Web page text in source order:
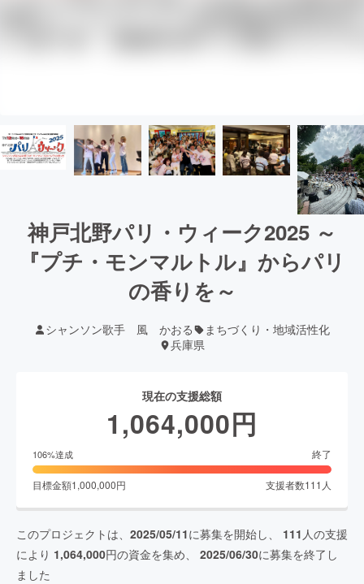
神戸北野パリ・ウィーク2025 ～
『プチ・モンマルトル』からパリ
の香りを～
シャンソン歌手 風 かおる
まちづくり・地域活性化
兵庫県
現在の支援総額
1,064,000円
106%達成 終了
目標金額1,000,000円 支援者数111 人
このプロジェクトは、 2025/05/11に募集を開始し、 111 人の支援
により 1,064,000円の資金を集め、 2025/06/30に募集を終了し
ました